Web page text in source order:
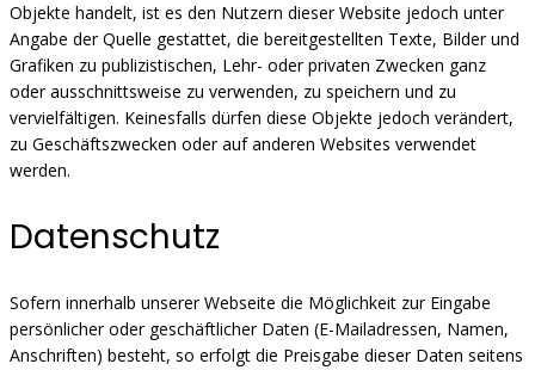
Objekte handelt, ist es den Nutzern dieser Website jedoch unter
Angabe der Quelle gestattet, die bereitgestellten Texte, Bilder und
Grafiken zu publizistischen, Lehr- oder privaten Zwecken ganz
oder ausschnittsweise zu verwenden, zu speichern und zu
vervielfältigen. Keinesfalls dürfen diese Objekte jedoch verändert,
zu Geschäftszwecken oder auf anderen Websites verwendet
werden.
Datenschutz
Sofern innerhalb unserer Webseite die Möglichkeit zur Eingabe
persönlicher oder geschäftlicher Daten (E-Mailadressen, Namen,
Anschriften) besteht, so erfolgt die Preisgabe dieser Daten seitens